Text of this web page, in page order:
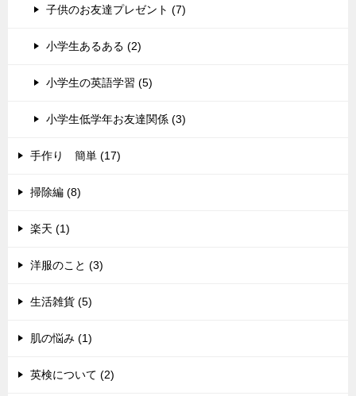
子供のお友達プレゼント (7)
小学生あるある (2)
小学生の英語学習 (5)
小学生低学年お友達関係 (3)
手作り 簡単 (17)
掃除編 (8)
楽天 (1)
洋服のこと (3)
生活雑貨 (5)
肌の悩み (1)
英検について (2)